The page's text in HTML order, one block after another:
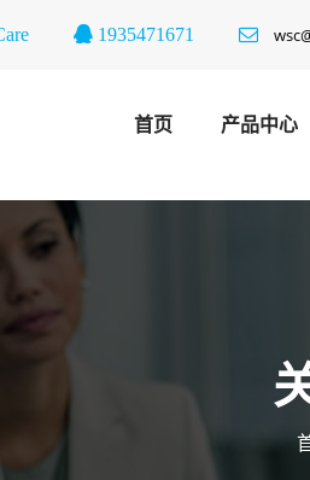
1935471671
首页 产品中心